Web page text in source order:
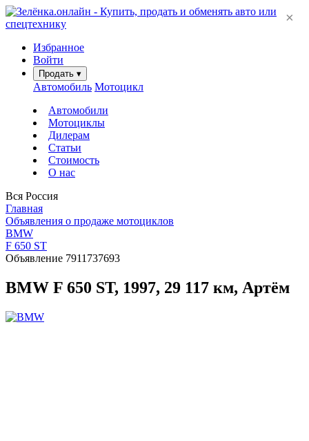
Избранное
Войти
Продать ▾
Автомобиль Мотоцикл
Автомобили
Мотоциклы
Дилерам
Статьи
Стоимость
О нас
Вся Россия
Главная
Объявления о продаже мотоциклов
BMW
F 650 ST
Объявление 7911737693
BMW F 650 ST, 1997, 29 117 км, Артём
×